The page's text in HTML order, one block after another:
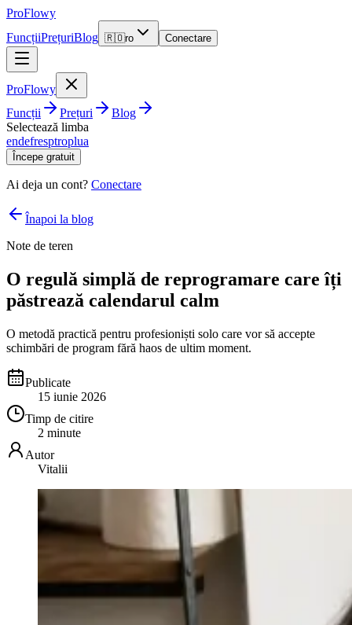
ProFlowy
FuncțiiPrețuriBlog 🇷🇴ro Conectare
ProFlowy
Funcții
Prețuri
Blog
Selectează limba
endefresptroplua
Începe gratuit
Ai deja un cont? Conectare
Înapoi la blog
Note de teren
O regulă simplă de reprogramare care îți
păstrează calendarul calm
O metodă practică pentru profesioniști solo care vor să accepte
schimbări de program fără haos de ultim moment.
Publicate
15 iunie 2026
Timp de citire
2 minute
Autor
Vitalii